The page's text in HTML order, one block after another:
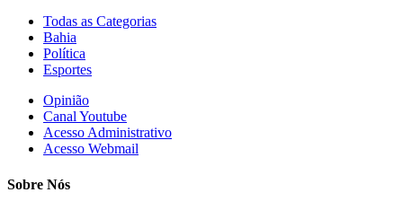
Todas as Categorias
Bahia
Política
Esportes
Opinião
Canal Youtube
Acesso Administrativo
Acesso Webmail
Sobre Nós